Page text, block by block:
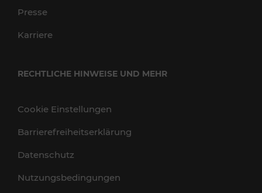
Presse
Karriere
RECHTLICHE HINWEISE UND MEHR
Cookie Einstellungen
Barrierefreiheitserklärung
Datenschutz
Nutzungsbedingungen